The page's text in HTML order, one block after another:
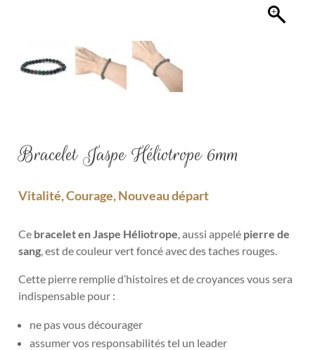
Bracelet Jaspe Héliotrope 6mm
Vitalité, Courage, Nouveau départ
Ce bracelet en Jaspe Héliotrope , aussi appelé pierre de
sang , est de couleur vert foncé avec des taches rouges.
Cette pierre remplie d’histoires et de croyances vous sera
indispensable pour :
ne pas vous décourager
assumer vos responsabilités tel un leader